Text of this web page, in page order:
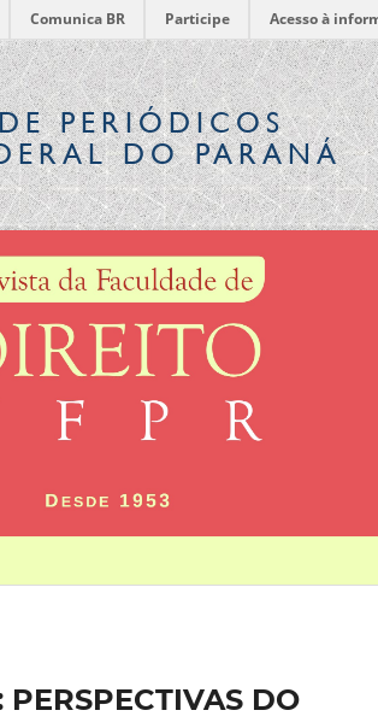
Comunica BR Participe Acesso à
PERIÓDICOS
DO PARANÁ
DO